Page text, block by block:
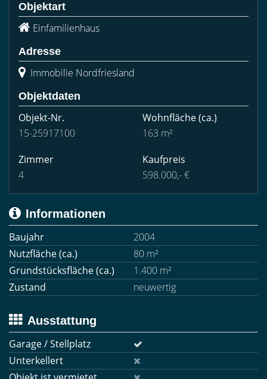
Objektart
Einfamilienhaus
Adresse
Immobilie Nordfriesland
Objektdaten
Objekt-Nr.
15-25917100
Wohnfläche(ca.)
163 m²
Zimmer
4
Kaufpreis
598.000,- €
Informationen
Baujahr
2004
Nutzfläche (ca.)
80 m²
Grundstücksfläche (ca.)
1.400 m²
Zustand
neuwertig
Ausstattung
Garage / Stellplatz
Unterkellert